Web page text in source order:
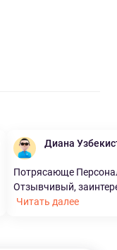
Диана
Потрясающе
Отзывчивый,
Читать далее